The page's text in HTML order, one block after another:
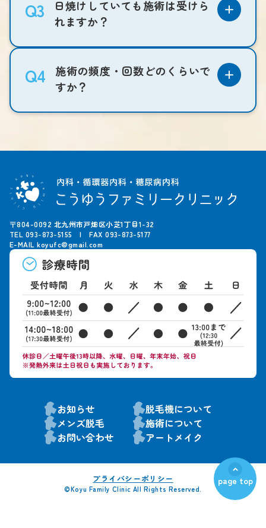
Q3
日焼けしていても施術は受けら
れますか？
Q4
施術の頻度・回数どのくらいで
すか？
page top
〒804-0092 北九州市戸畑区小芝1丁目1-32
TEL 093-873-5155 | FAX 093-873-5177
E-MAILkoyufc@gmail.com
お知らせ
脱毛機について
メンズ脱毛
施術について
お問い合わせ
アートメイク
プライバシーポリシー
©Koyu Family Clinic All Rights Reserved.